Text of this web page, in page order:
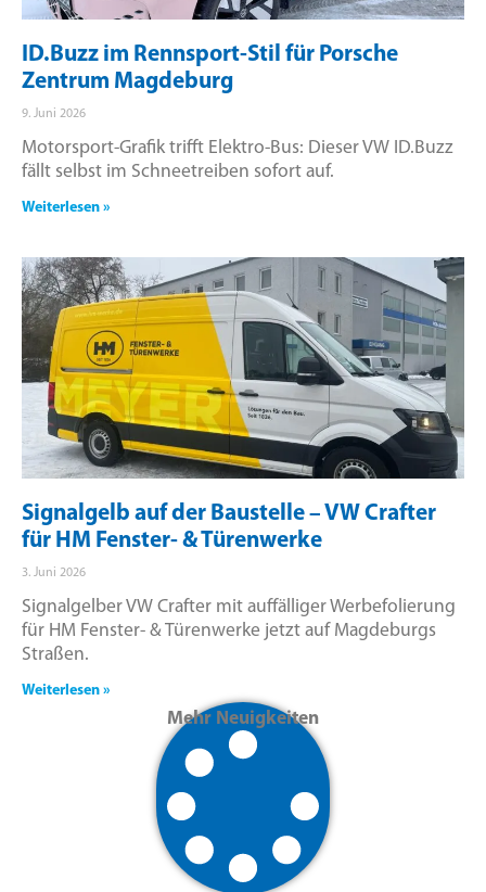
ID.Buzz im Rennsport-Stil für Porsche
Zentrum Magdeburg
9. Juni 2026
Motorsport-Grafik trifft Elektro-Bus: Dieser VW ID.Buzz
fällt selbst im Schneetreiben sofort auf.
Weiterlesen »
Signalgelb auf der Baustelle – VW Crafter
für HM Fenster- & Türenwerke
3. Juni 2026
Signalgelber VW Crafter mit auffälliger Werbefolierung
für HM Fenster- & Türenwerke jetzt auf Magdeburgs
Straßen.
Weiterlesen »
Mehr Neuigkeiten